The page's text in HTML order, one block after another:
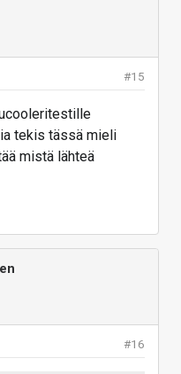
#15
tekis tässä mieli
mistä lähteä
#16